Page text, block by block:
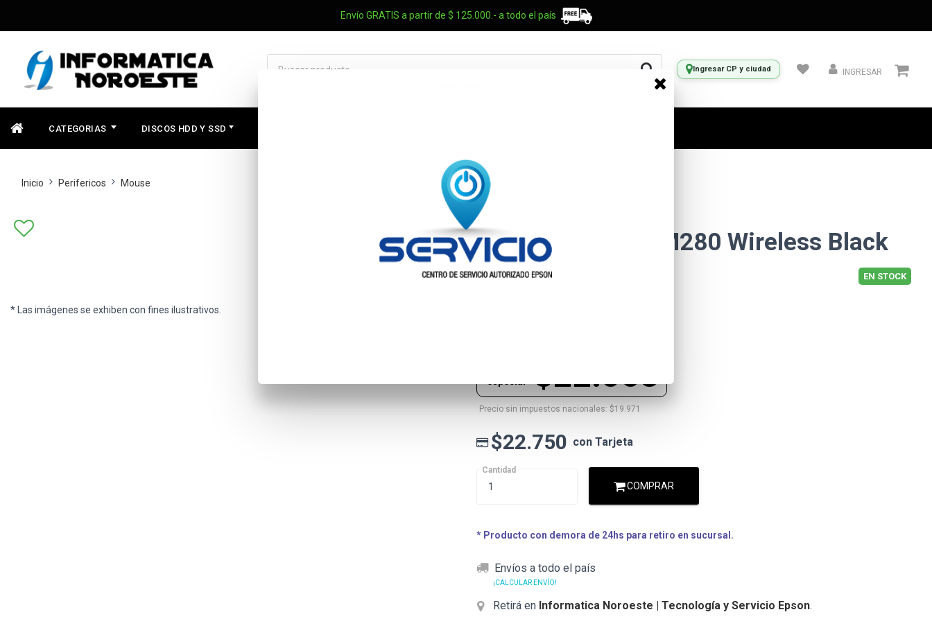
Envío GRATIS a partir de $ 125.000.- a todo el país
Ingresar CP y ciudad INGRESAR
CATEGORIAS DISCOS HDD Y SSD
Inicio Perifericos Mouse
* Las imágenes se exhiben con fines ilustrativos.
Logitech Mouse M280 Wireless Black
010520155 EN STOCK
$22.068
especial
Precio sin impuestos nacionales: $19.971
$22.750 con Tarjeta
Cantidad
COMPRAR
* Producto con demora de 24hs para retiro en sucursal.
Envíos a todo el país
¡CALCULAR ENVÍO!
Retirá en Informatica Noroeste | Tecnología y Servicio Epson.